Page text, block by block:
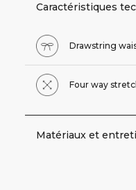
Caractéristiques
Drawstring
Four way
Matériaux et